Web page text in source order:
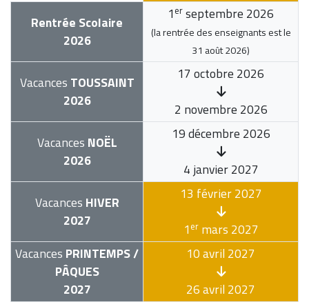
Rentrée Scolaire
2026
1 er septembre 2026
(la rentrée des enseignants est le
31 août 2026)
Vacances TOUSSAINT
2026
17 octobre 2026
2 novembre 2026
Vacances NOËL
2026
19 décembre 2026
4 janvier 2027
Vacances HIVER
2027
13 février 2027
1ermars 2027
Vacances PRINTEMPS /
PÂQUES
2027
10 avril 2027
26 avril 2027